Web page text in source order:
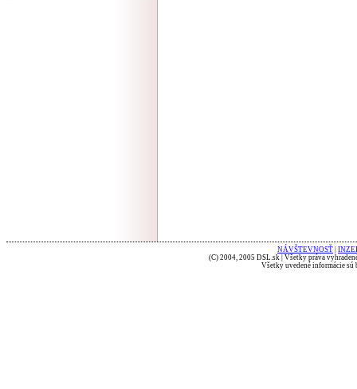
NÁVŠTEVNOSŤ
(C) 2004, 2005 DSL.sk | Všetky práva
Všetky uvedené informácie sú